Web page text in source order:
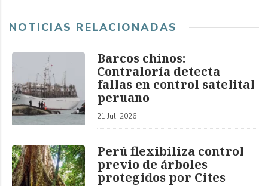
NOTICIAS RELACIONADAS
Barcos chinos:
Contraloría detecta
fallas en control satelital
peruano
21 Jul, 2026
Perú flexibiliza control
previo de árboles
protegidos por Cites